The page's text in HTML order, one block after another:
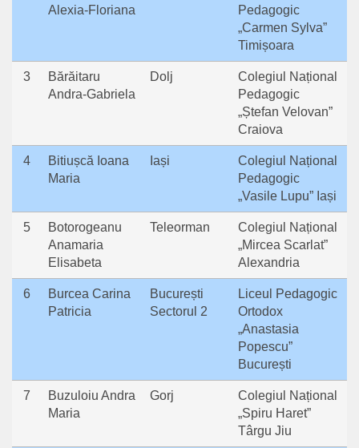
Alexia-Floriana
Pedagogic
„Carmen Sylva”
Timișoara
3
Bărăitaru
Andra-Gabriela
Dolj
Colegiul Național
Pedagogic
„Ștefan Velovan”
Craiova
4
Bitiușcă Ioana
Maria
Iași
Colegiul Național
Pedagogic
„Vasile Lupu” Iași
5
Botorogeanu
Anamaria
Elisabeta
Teleorman
Colegiul Național
„Mircea Scarlat”
Alexandria
6
Burcea Carina
Patricia
București
Sectorul 2
Liceul Pedagogic
Ortodox
„Anastasia
Popescu”
București
7
Buzuloiu Andra
Maria
Gorj
Colegiul Național
„Spiru Haret”
Târgu Jiu